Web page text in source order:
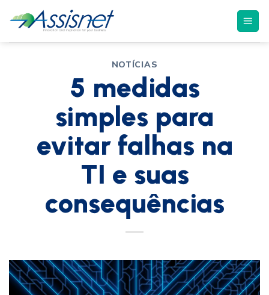
NOTÍCIAS
5 medidas
simples para
evitar falhas na
TI e suas
consequências